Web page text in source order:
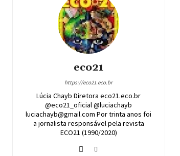
eco21
https://eco21.eco.br
Lúcia Chayb Diretora eco21.eco.br
@eco21_oficial @luciachayb
luciachayb@gmail.com Por trinta anos foi
a jornalista responsável pela revista
ECO21 (1990/2020)